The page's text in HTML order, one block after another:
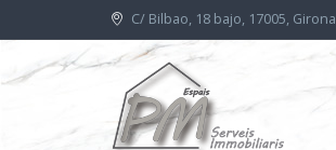
C/ Bilbao, 18 bajo, 17005, Girona